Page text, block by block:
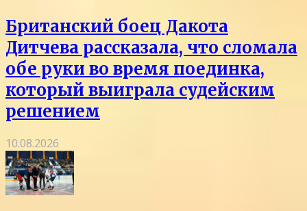
Британский боец Дакота
Дитчева рассказала, что сломала
обе руки во время поединка,
который выиграла судейским
решением
10.08.2026